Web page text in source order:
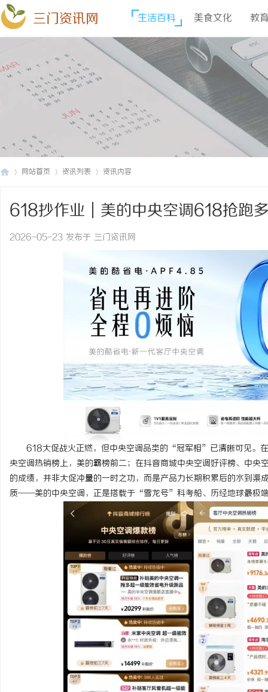
三门资讯网 生活百科 美食文化 教
网站首页 资讯列表 资讯内容
618抄作业｜美的中央空调618抢跑
不省舒适
2026-05-23 发布于 三门资讯网
618大促战火正燃，但中央空调品类的“冠军相”已清晰可见。
央空调热销榜上，美的霸榜前二；在抖音商城中央空调好评榜、中
的成绩，并非大促冲量的一时之功，而是产品力长期积累后的水到
质——美的中央空调，正是搭载于“雪龙号”科考船、历经地球最极
汉配眼镜 上海配眼镜 精准监控无死角，紧凑
理